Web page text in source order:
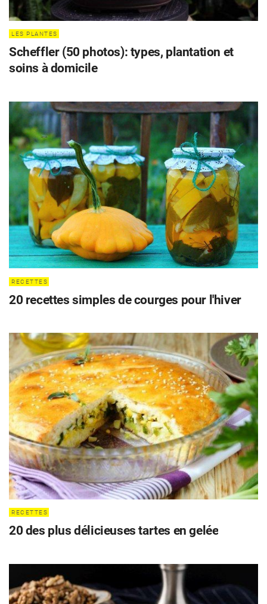
Scheffler (50 photos): types, plantation et
soins à domicile
LES PLANTES
20 recettes simples de courges pour l'hiver
RECETTES
20 des plus délicieuses tartes en gelée
RECETTES